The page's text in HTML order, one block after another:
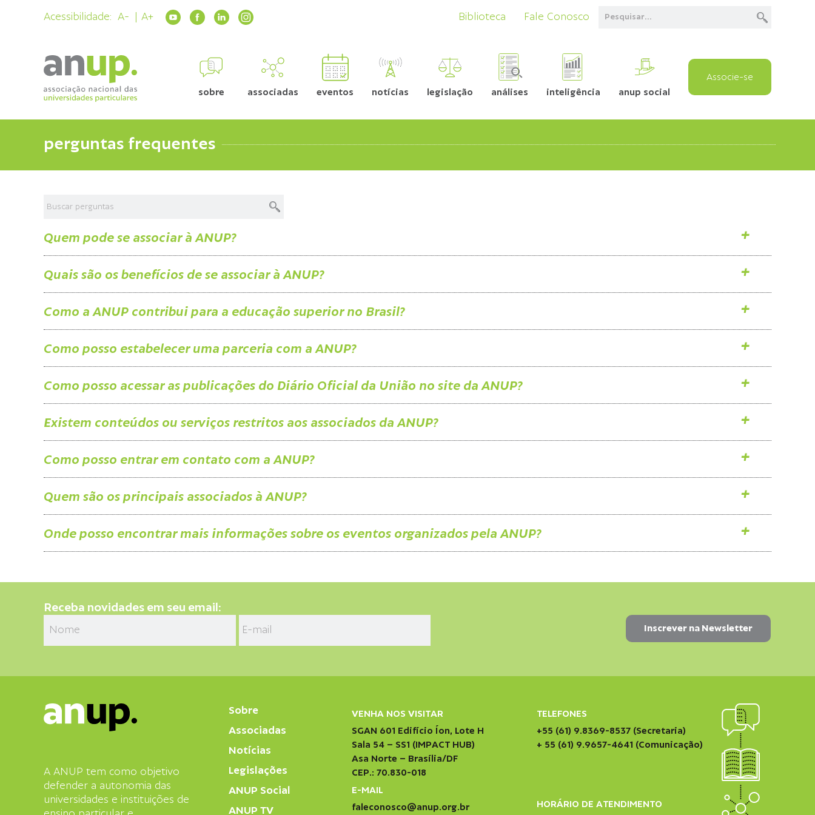
Acessibilidade: A- A+ Biblioteca Fale Conosco
sobre associadas eventos notícias legislação análises inteligência anup social
Associe-se
perguntas frequentes
Quem pode se associar à ANUP?
Quais são os benefícios de se associar à ANUP?
Como a ANUP contribui para a educação superior no Brasil?
Como posso estabelecer uma parceria com a ANUP?
Como posso acessar as publicações do Diário Oficial da União no site da ANUP?
Existem conteúdos ou serviços restritos aos associados da ANUP?
Como posso entrar em contato com a ANUP?
Quem são os principais associados à ANUP?
Onde posso encontrar mais informações sobre os eventos organizados pela ANUP?
Receba novidades em seu email:
A ANUP tem como objetivo
defender a autonomia das
universidades e instituições de
Sobre
Associadas
Notícias
Legislações
ANUP Social
ANUP TV
VENHA NOS VISITAR
SGAN 601 Edifício Íon, Lote H
Sala 54 – SS1 (IMPACT HUB)
Asa Norte – Brasília/DF
CEP.: 70.830-018
E-MAIL
faleconosco@anup.org.br
TELEFONES
+55 (61) 9.8369-8537 (Secretaria)
+ 55 (61) 9.9657-4641 (Comunicação)
HORÁRIO DE ATENDIMENTO